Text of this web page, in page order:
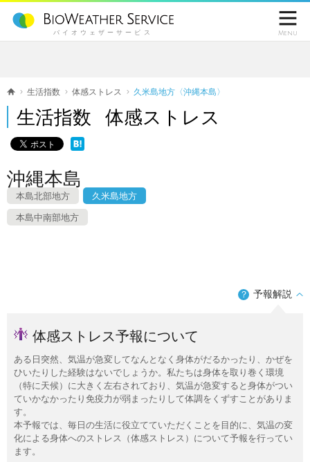
バイオウェザーサービス

Menu
生活指数 体感ストレス 久米島地方〈沖縄本島〉
生活指数 体感ストレス
沖縄本島
本島北部地方 久米島地方
本島中南部地方
？ 予報解説
体感ストレス予報について
ある日突然、気温が急変してなんとなく身体がだるかったり、かぜを
ひいたりした経験はないでしょうか。私たちは身体を取り巻く環境
（特に天候）に大きく左右されており、気温が急変すると身体がつい
ていかなかったり免疫力が弱まったりして体調をくずすことがありま
す。
本予報では、毎日の生活に役立てていただくことを目的に、気温の変
化による身体へのストレス（体感ストレス）について予報を行ってい
ます。